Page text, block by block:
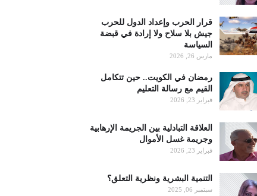
قرار الحرب وإعداد الدول للحرب
جيش بلا سلاح ولا إرادة في قبضة
السياسة
مارس 26, 2026
رمضان في الكويت.. حين تتكامل
القيم مع رسالة التعليم
فبراير 23, 2026
العلاقة التبادلية بين الجريمة الإرهابية
وجريمة غسل الأموال
فبراير 23, 2026
التنمية البشرية ونظرية التعلق؟
سبتمبر 06, 2025